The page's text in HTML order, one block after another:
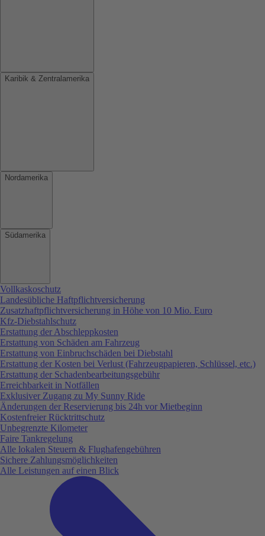
Karibik & Zentralamerika
Nordamerika
Südamerika
Vollkaskoschutz
Landesübliche Haftpflichtversicherung
Zusatzhaftpflichtversicherung in Höhe von 10 Mio. Euro
Kfz-Diebstahlschutz
Erstattung der Abschleppkosten
Erstattung von Schäden am Fahrzeug
Erstattung von Einbruchschäden bei Diebstahl
Erstattung der Kosten bei Verlust (Fahrzeugpapieren, Schlüssel, etc.)
Erstattung der Schadenbearbeitungsgebühr
Erreichbarkeit in Notfällen
Exklusiver Zugang zu My Sunny Ride
Änderungen der Reservierung bis 24h vor Mietbeginn
Kostenfreier Rücktrittschutz
Unbegrenzte Kilometer
Faire Tankregelung
Alle lokalen Steuern & Flughafengebühren
Sichere Zahlungsmöglichkeiten
Alle Leistungen auf einen Blick